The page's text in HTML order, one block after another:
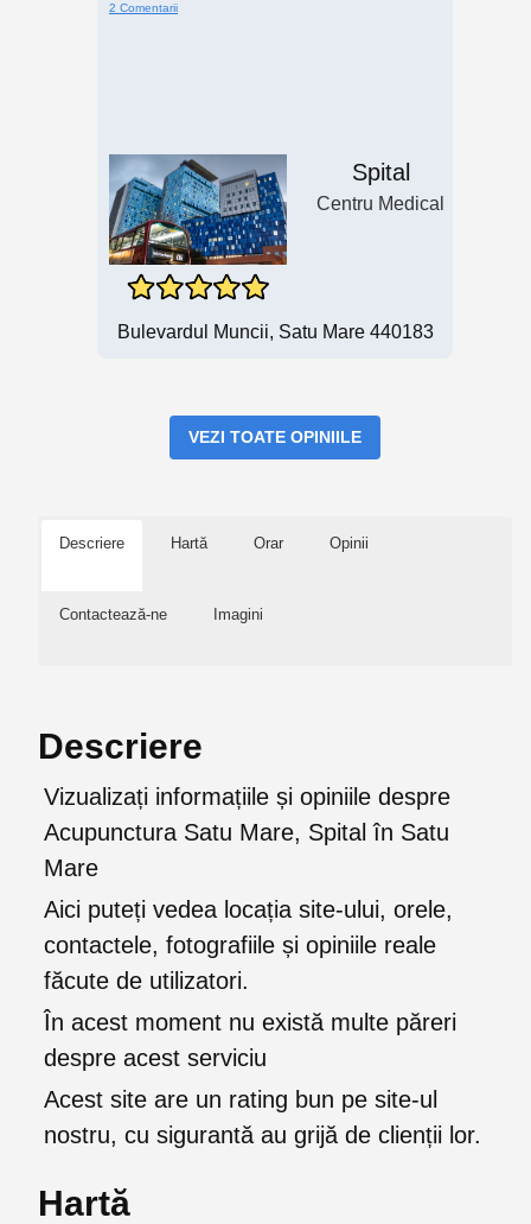
2 Comentarii
Spital
Centru Medical
Bulevardul Muncii, Satu Mare 440183
VEZI TOATE OPINIILE
Descriere Hartă Orar Opinii
Contactează-ne Imagini
Descriere
Vizualizați informațiile și opiniile despre
Acupunctura Satu Mare, Spital în Satu
Mare
Aici puteți vedea locația site-ului, orele,
contactele, fotografiile și opiniile reale
făcute de utilizatori.
În acest moment nu există multe păreri
despre acest serviciu
Acest site are un rating bun pe site-ul
nostru, cu sigurantă au grijă de clienții lor.
Hartă